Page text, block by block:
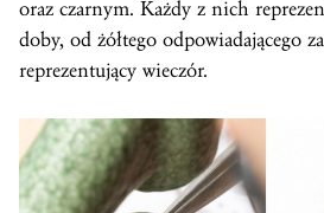
oraz czarnym. Każdy z nich
doby, od żółtego odpowiadającego
reprezentujący wieczór.